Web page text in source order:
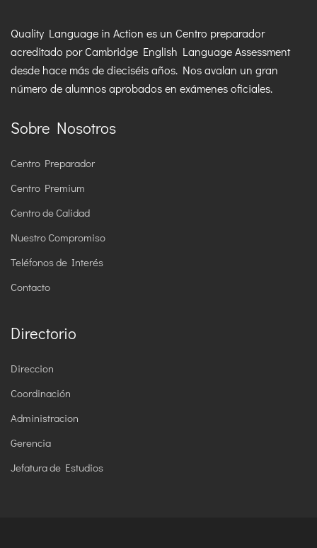
Quality Language in Action es un Centro preparador
acreditado por Cambridge English Language Assessment
desde hace más de dieciséis años. Nos avalan un gran
número de alumnos aprobados en exámenes oficiales.
Sobre Nosotros
Centro Preparador
Centro Premium
Centro de Calidad
Nuestro Compromiso
Teléfonos de Interés
Contacto
Directorio
Direccion
Coordinación
Administracion
Gerencia
Jefatura de Estudios